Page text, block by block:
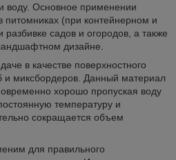
воду. Основное применении
питомниках (при контейнерном и
садов и огородов, а также
дизайне.
в качестве поверхностного
и миксбордеров. Данный материал
хорошо пропуская воду
температуру и
сокращается объем
для правильного